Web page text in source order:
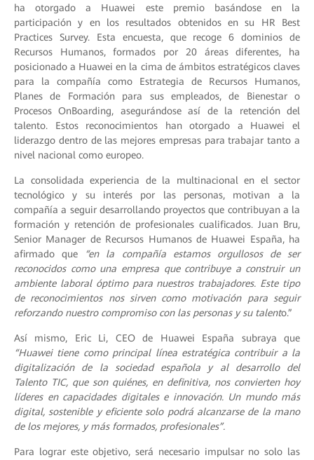
ha otorgado a Huawei este premio basándose en la
participación y en los resultados obtenidos en su HR Best
Practices Survey. Esta encuesta, que recoge 6 dominios de
Recursos Humanos, formados por 20 áreas diferentes, ha
posicionado a Huawei en la cima de ámbitos estratégicos claves
para la compañía como Estrategia de Recursos Humanos,
Planes de Formación para sus empleados, de Bienestar o
Procesos OnBoarding, asegurándose así de la retención del
talento. Estos reconocimientos han otorgado a Huawei el
liderazgo dentro de las mejores empresas para trabajar tanto a
nivel nacional como europeo.
La consolidada experiencia de la multinacional en el sector
tecnológico y su interés por las personas, motivan a la
compañía a seguir desarrollando proyectos que contribuyan a la
formación y retención de profesionales cualificados. Juan Bru,
Senior Manager de Recursos Humanos de Huawei España, ha
afirmado que
“en la compañía estamos orgullosos de ser
reconocidos como una empresa que contribuye a construir un
ambiente laboral óptimo para nuestros trabajadores. Este tipo
de reconocimientos nos sirven como motivación para seguir
reforzando nuestro compromiso con las personas y su talento.”
Así mismo, Eric Li, CEO de Huawei España subraya que
“Huawei tiene como principal línea estratégica contribuir a la
digitalización de la sociedad española y al desarrollo del
Talento TIC, que son quiénes, en definitiva, nos convierten hoy
líderes en capacidades digitales e innovación. Un mundo más
digital, sostenible y eficiente solo podrá alcanzarse de la mano
de los mejores, y más formados, profesionales”.
Para lograr este objetivo, será necesario impulsar no solo las